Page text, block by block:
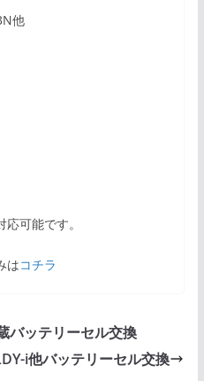
他
可能です。
はコチラ
バッテリーセル交換
i他バッテリーセル交換